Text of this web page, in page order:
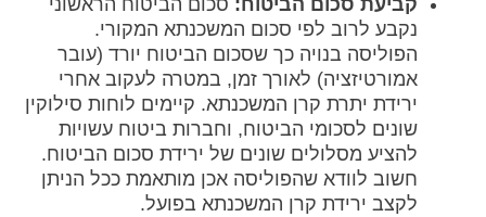
קביעת סכום הביטוח: סכום הביטוח הראשוני
נקבע לרוב לפי סכום המשכנתא המקורי.
הפוליסה בנויה כך שסכום הביטוח יורד (עובר
אמורטיזציה) לאורך זמן, במטרה לעקוב אחרי
ירידת יתרת קרן המשכנתא. קיימים לוחות סילוקין
שונים לסכומי הביטוח, וחברות ביטוח עשויות
להציע מסלולים שונים של ירידת סכום הביטוח.
חשוב לוודא שהפוליסה אכן מותאמת ככל הניתן
לקצב ירידת קרן המשכנתא בפועל.